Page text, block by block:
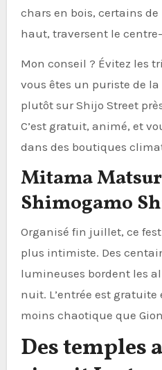
chars en bois, certains de
haut, traversent le
Mon conseil ? Évitez les
vous êtes un puriste de
plutôt sur Shijo Street
C’est gratuit, animé, et
dans des boutiques
Mitama
Shimogamo
Organisé fin juillet, ce
plus intimiste. Des
lumineuses bordent les
nuit. L’entrée est gratuite
moins chaotique que
Des temples